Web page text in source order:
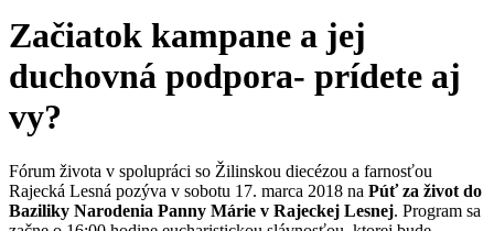
Začiatok kampane a jej
duchovná podpora- prídete aj
vy?
Fórum života v spolupráci so Žilinskou diecézou a farnosťou
Rajecká Lesná pozýva v sobotu 17. marca 2018 na Púť za život do
Baziliky Narodenia Panny Márie v Rajeckej Lesnej. Program sa